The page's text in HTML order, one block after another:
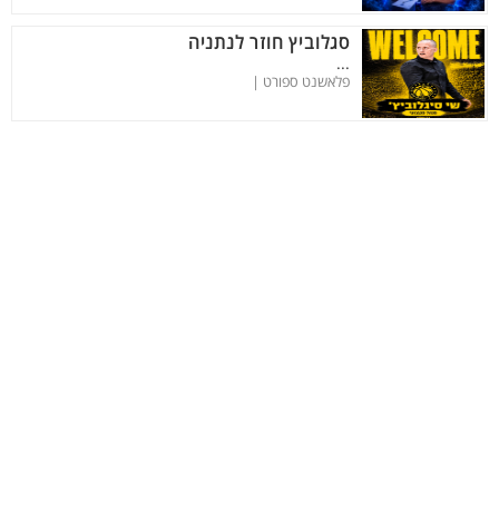
סגלוביץ חוזר לנתניה
...
פלאשנט ספורט |